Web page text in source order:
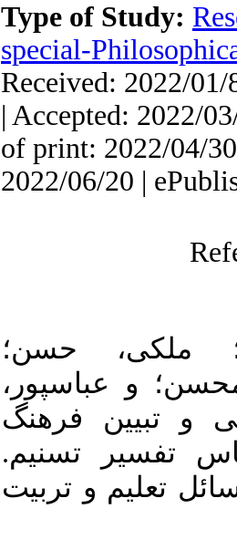
Type of Study:
special-
Received: 2022/
| Accepted: 2022/
of print: 2022/04/
2022/06/20 |
ملکی، حسن؛
محسن؛ و عباسپور،
و تبیین فرهنگ
تفسیر تسنیم.
تعلیم و تربیت